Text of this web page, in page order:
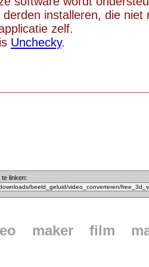
installeren, die niet
zelf.
Unchecky.
linken:
maker film